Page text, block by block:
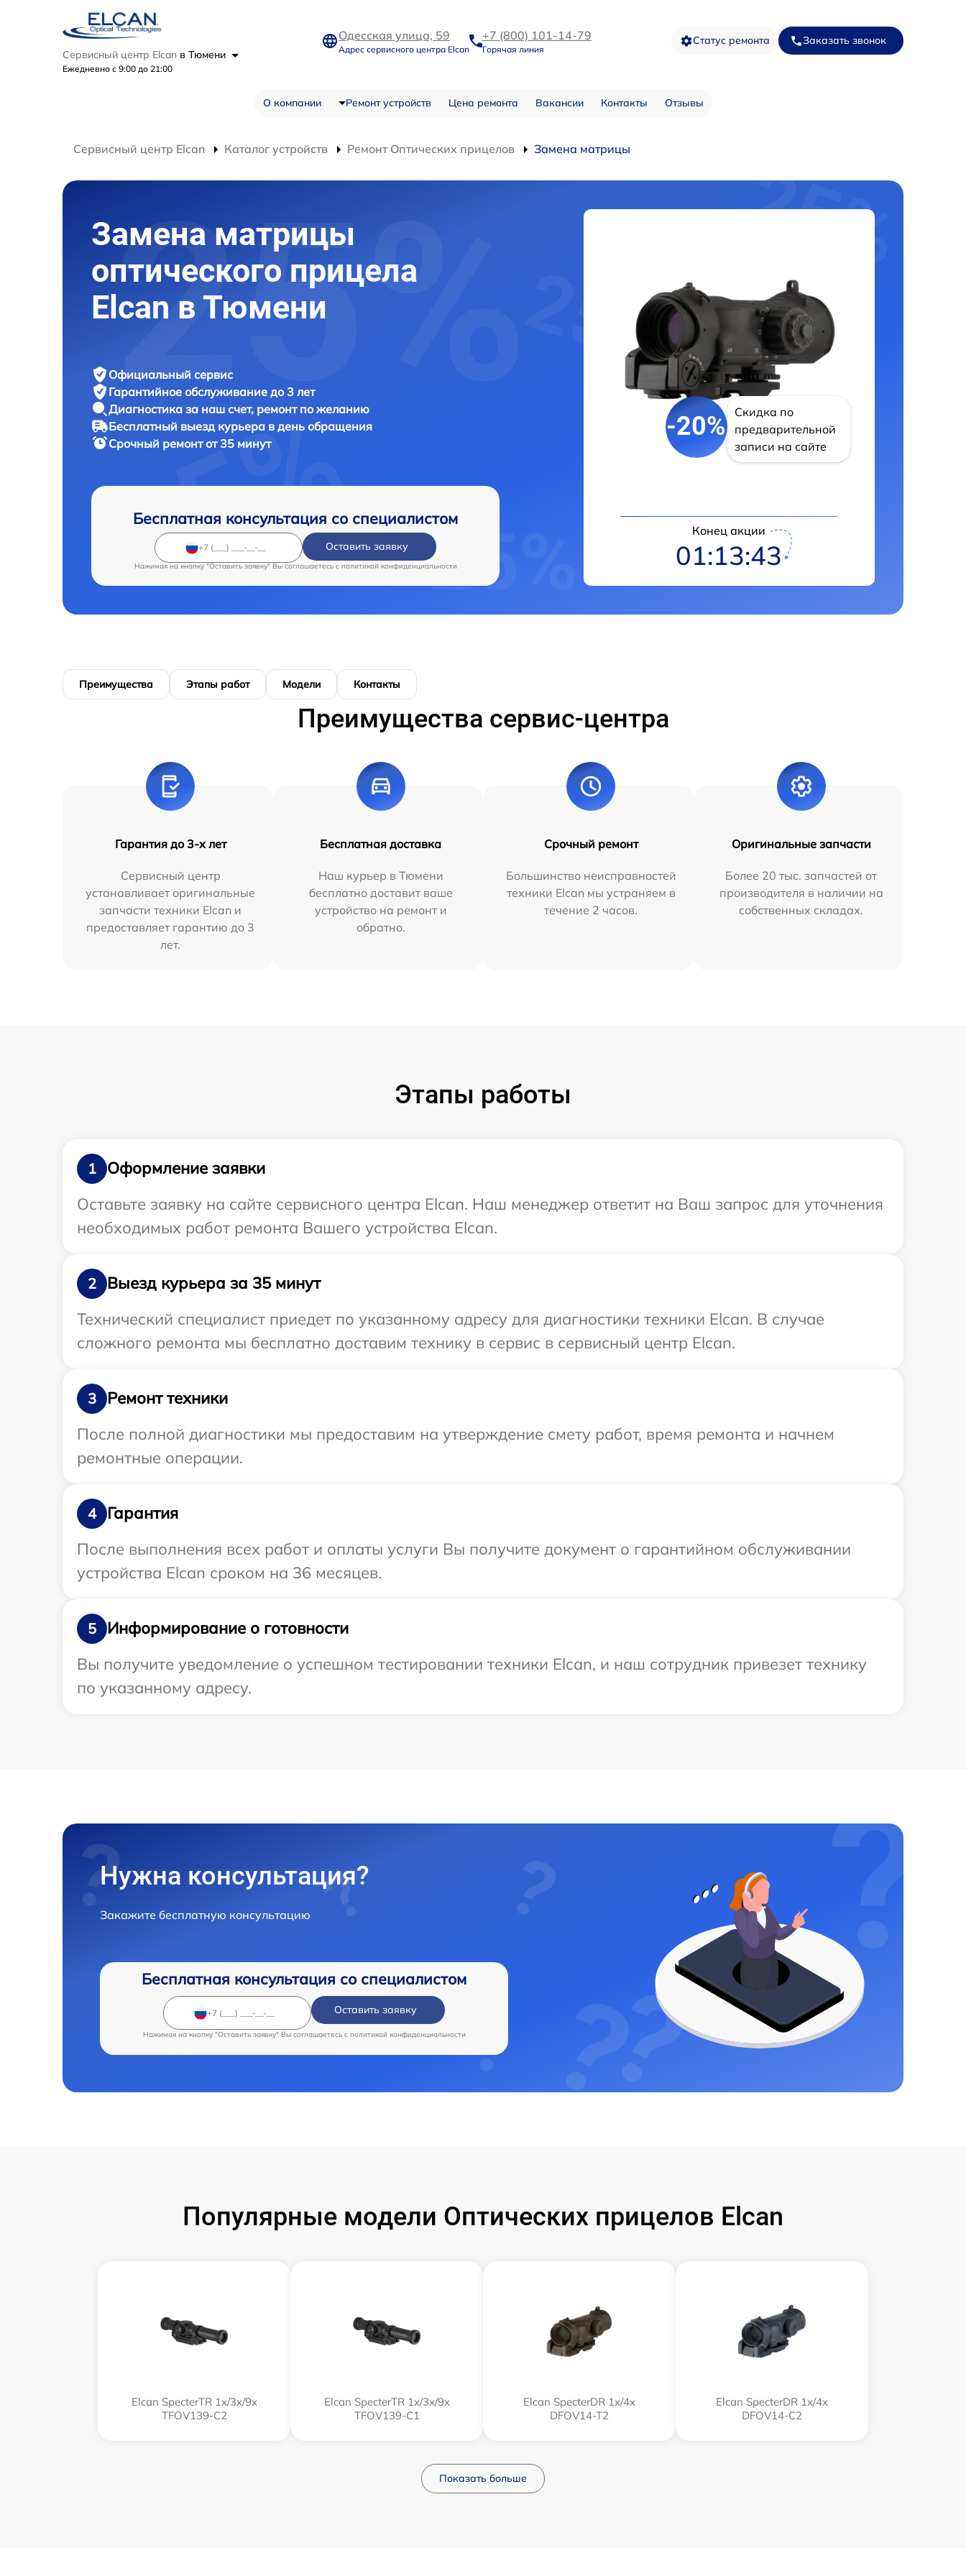
Сервисный центр Elcan в Тюмени
Ежедневно с 9:00 до 21:00
Одесская улица, 59
Адрес сервисного центра Elcan
+7 (800) 101-14-79
Горячая линия
Статус ремонта Заказать звонок
О компании Ремонт устройств Цена ремонта Вакансии Контакты Отзывы
Сервисный центр Elcan Каталог устройств Ремонт Оптических прицелов Замена матрицы
Замена матрицы
оптического прицела
Elcan в Тюмени
Официальный сервис
Гарантийное обслуживание до 3 лет
Диагностика за наш счет, ремонт по желанию
Бесплатный выезд курьера в день обращения
Срочный ремонтот 35 минут
Бесплатная консультация со специалистом
Оставить заявку
Нажимая на кнопку "Оставить заявку" Вы соглашаетесь c политикой конфиденциальности
-20%
Скидка по
предварительной
записи на сайте
Конец акции
01:13:42
Преимущества Этапы работ Модели Контакты
Преимущества сервис-центра
Гарантия до 3-х лет
Сервисный центр
устанавливает оригинальные
запчасти техники Elcan и
предоставляет гарантию до 3
лет.
Бесплатная доставка
Наш курьер в Тюмени
бесплатно доставит ваше
устройство на ремонт и
обратно.
Срочный ремонт
Большинство неисправностей
техники Elcan мы устраняем в
течение 2 часов.
Оригинальные запчасти
Более 20 тыс. запчастей от
производителя в наличии на
собственных складах.
Этапы работы
1
Оформление заявки
Оставьте заявку на сайте сервисного центра Elcan. Наш менеджер ответит на Ваш запрос для уточнения
необходимых работ ремонта Вашего устройства Elcan.
2
Выезд курьера за 35 минут
Технический специалист приедет по указанному адресу для диагностики техники Elcan. В случае
сложного ремонта мы бесплатно доставим технику в сервис в сервисный центр Elcan.
3
Ремонт техники
После полной диагностики мы предоставим на утверждение смету работ, время ремонта и начнем
ремонтные операции.
4
Гарантия
После выполнения всех работ и оплаты услуги Вы получите документ о гарантийном обслуживании
устройства Elcan сроком на 36 месяцев.
5
Информирование о готовности
Вы получите уведомление о успешном тестировании техники Elcan, и наш сотрудник привезет технику
по указанному адресу.
Нужна консультация?
Закажите бесплатную консультацию
Бесплатная консультация со специалистом
Оставить заявку
Нажимая на кнопку "Оставить заявку" Вы соглашаетесь c политикой конфиденциальности
Популярные модели Оптических прицелов Elcan
Elcan SpecterTR 1x/3x/9x
TFOV139-C2
Elcan SpecterTR 1x/3x/9x
TFOV139-C1
Elcan SpecterDR 1x/4x
DFOV14-T2
Elcan SpecterDR 1x/4x
DFOV14-C2
Показать больше